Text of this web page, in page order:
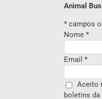
Animal
* campos
Nome *
Email *
Aceito
boletins da